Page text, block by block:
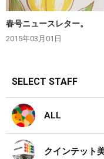
春号ニュースレター。
2015年03月01日
SELECT STAFF
ALL
クインテット